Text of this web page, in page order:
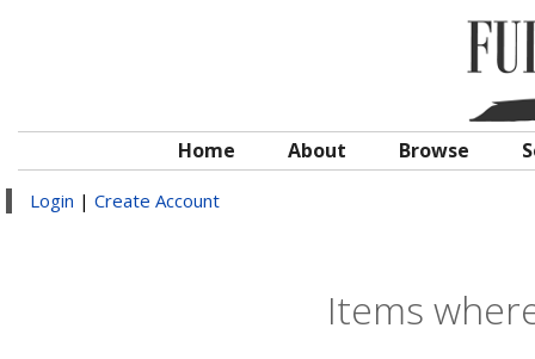
Home About Browse
Login | Create Account
Items